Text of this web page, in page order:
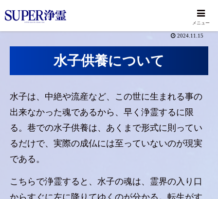
2024.11.15
水子供養について
水子は、中絶や流産など、この世に生まれる事の
出来なかった魂であるから、早く浄霊するに限
る。巷での水子供養は、あくまで形式に則ってい
るだけで、実際の成仏には至っていないのが現実
である。
こちらで浄霊すると、水子の魂は、霊界の入り口
メニュー